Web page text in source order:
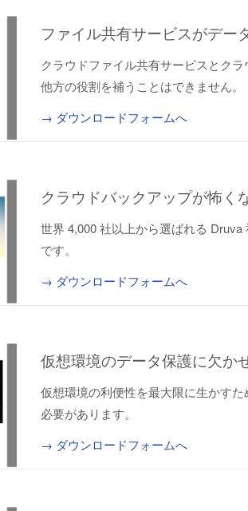
ファイル共有サービスがデー
クラウドファイル共有サービスとク
他方の役割を補うことはできません。
→ ダウンロードフォームへ
クラウドバックアップが怖く
世界 4,000 社以上から選ばれる
です。
→ ダウンロードフォームへ
仮想環境のデータ保護に欠か
仮想環境の利便性を最大限に生かす
必要があります。
→ ダウンロードフォームへ